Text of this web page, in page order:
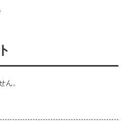
ん。